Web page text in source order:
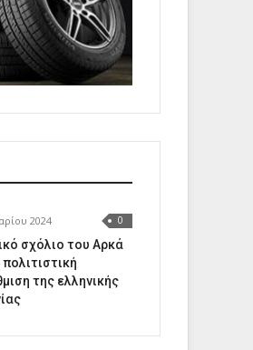
2024 0
σχόλιο του Αρκά
πολιτιστική
της ελληνικής